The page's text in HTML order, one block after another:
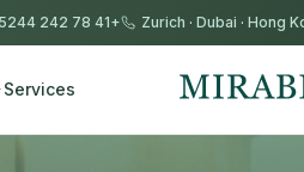
Zurich · Dubai · Hong
+41 78 242 5244
Services